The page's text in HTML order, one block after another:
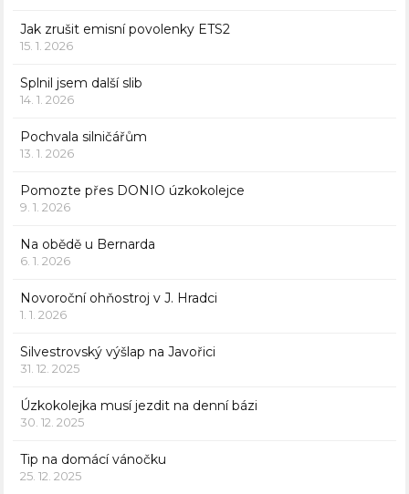
Jak zrušit emisní povolenky ETS2
15. 1. 2026
Splnil jsem další slib
14. 1. 2026
Pochvala silničářům
13. 1. 2026
Pomozte přes DONIO úzkokolejce
9. 1. 2026
Na obědě u Bernarda
6. 1. 2026
Novoroční ohňostroj v J. Hradci
1. 1. 2026
Silvestrovský výšlap na Javořici
31. 12. 2025
Úzkokolejka musí jezdit na denní bázi
30. 12. 2025
Tip na domácí vánočku
25. 12. 2025